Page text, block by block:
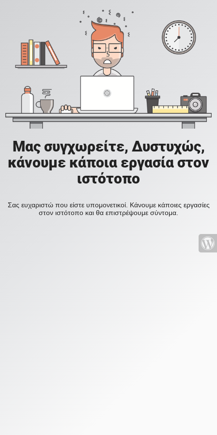
Μας συγχωρείτε, Δυστυχώς,
κάνουμε κάποια εργασία στον
ιστότοπο
Σας ευχαριστώ που είστε υπομονετικοί. Κάνουμε κάποιες εργασίες
στον ιστότοπο και θα επιστρέψουμε σύντομα.